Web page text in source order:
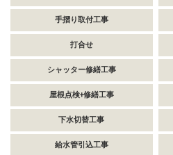
手摺り取付工事
打合せ
シャッター修繕工事
屋根点検+修繕工事
下水切替工事
給水管引込工事